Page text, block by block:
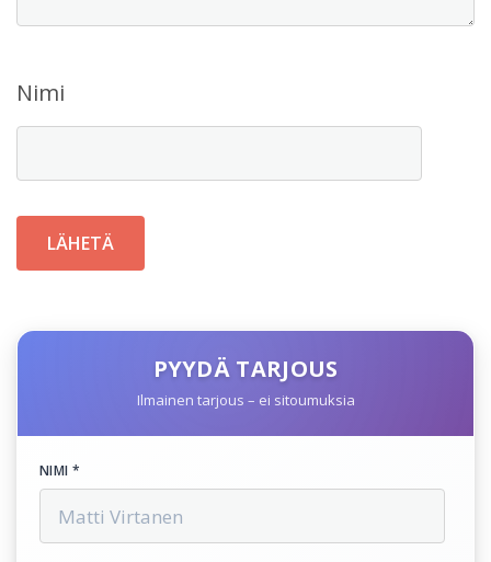
Nimi
PYYDÄ TARJOUS
Ilmainen tarjous – ei sitoumuksia
NIMI *